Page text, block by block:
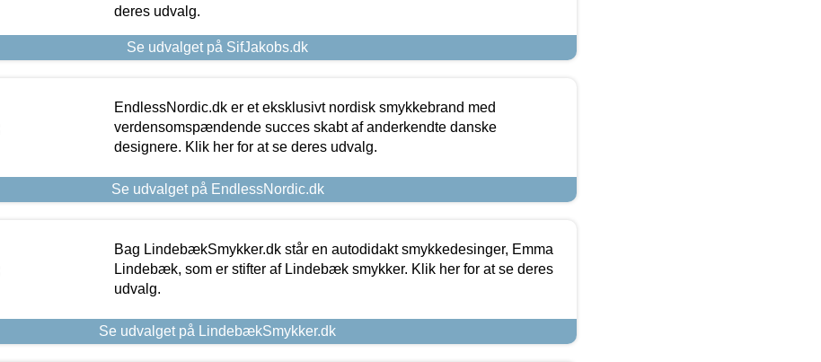
deres udvalg.
Se udvalget på SifJakobs.dk
EndlessNordic.dk er et eksklusivt nordisk smykkebrand med
verdensomspændende succes skabt af anderkendte danske
designere. Klik her for at se deres udvalg.
Se udvalget på EndlessNordic.dk
Bag LindebækSmykker.dk står en autodidakt smykkedesinger, Emma
Lindebæk, som er stifter af Lindebæk smykker. Klik her for at se deres
udvalg.
Se udvalget på LindebækSmykker.dk